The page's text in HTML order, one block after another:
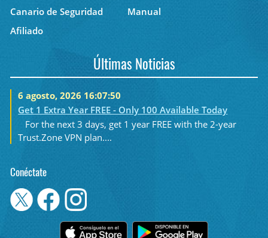
Canario de Seguridad
Manual
Afiliado
Últimas Noticias
6 agosto, 2026 16:07:50
Get 1 Extra Year FREE - Only 100 Available Today
For the next 3 days, get 1 year FREE with the 2-year
Trust.Zone VPN plan....
Conéctate